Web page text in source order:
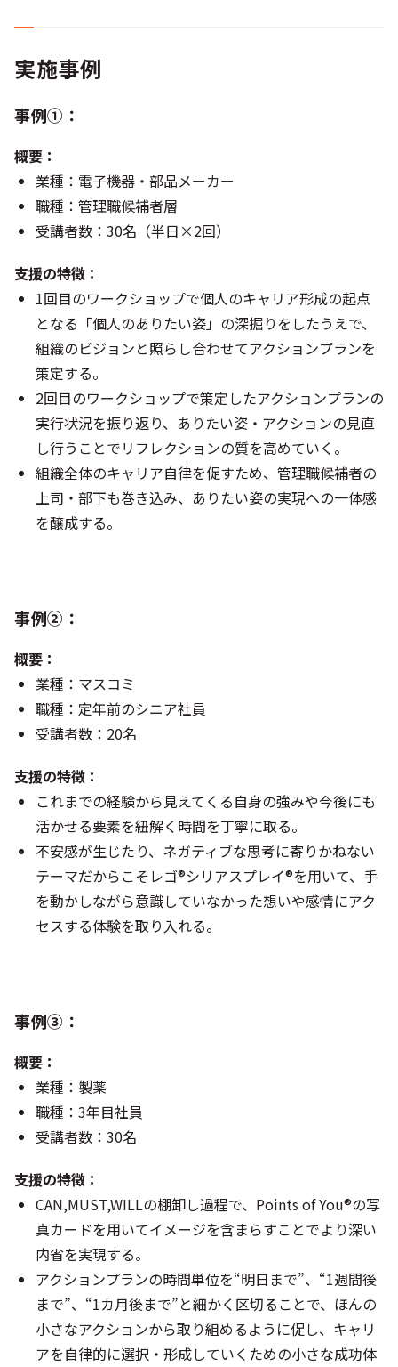
実施事例
事例①：
概要：
業種：電子機器・部品メーカー
職種：管理職候補者層
受講者数：30名（半日×2回）
支援の特徴：
1回目のワークショップで個人のキャリア形成の起点
となる「個人のありたい姿」の深掘りをしたうえで、
組織のビジョンと照らし合わせてアクションプランを
策定する。
2回目のワークショップで策定したアクションプランの
実行状況を振り返り、ありたい姿・アクションの見直
し行うことでリフレクションの質を高めていく。
組織全体のキャリア自律を促すため、管理職候補者の
上司・部下も巻き込み、ありたい姿の実現への一体感
を醸成する。
事例②：
概要：
業種：マスコミ
職種：定年前のシニア社員
受講者数：20名
支援の特徴：
これまでの経験から見えてくる自身の強みや今後にも
活かせる要素を紐解く時間を丁寧に取る。
不安感が生じたり、ネガティブな思考に寄りかねない
テーマだからこそレゴ®シリアスプレイ®を用いて、手
を動かしながら意識していなかった想いや感情にアク
セスする体験を取り入れる。
事例➂：
概要：
業種：製薬
職種：3年目社員
受講者数：30名
支援の特徴：
CAN,MUST,WILLの棚卸し過程で、Points of You®の写
真カードを用いてイメージを含まらすことでより深い
内省を実現する。
アクションプランの時間単位を“明日まで”、“1週間後
まで”、“1カ月後まで”と細かく区切ることで、ほんの
小さなアクションから取り組めるように促し、キャリ
アを自律的に選択・形成していくための小さな成功体